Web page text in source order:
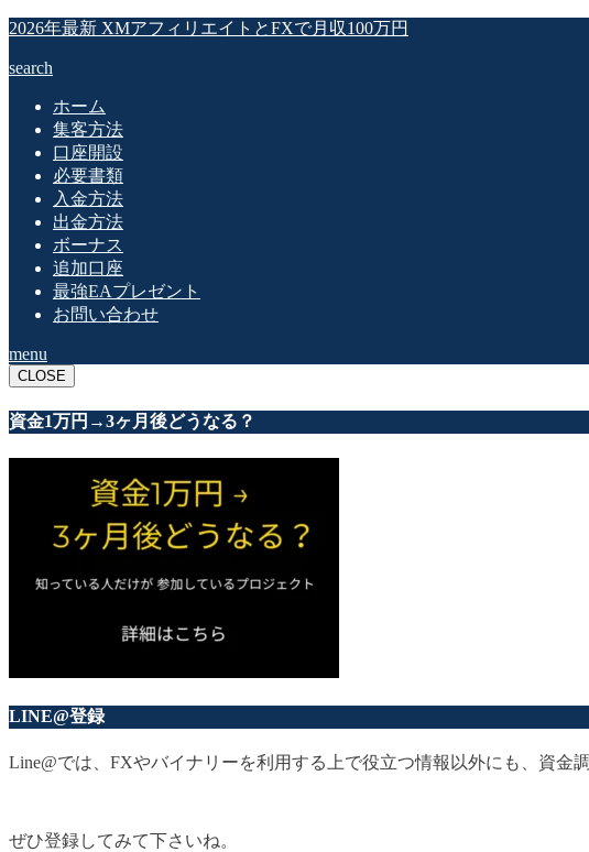
2026年最新 XMアフィリエイトとFXで月収100万円
search
ホーム
集客方法
口座開設
必要書類
入金方法
出金方法
ボーナス
追加口座
最強EAプレゼント
お問い合わせ
menu
CLOSE
資金1万円→3ヶ月後どうなる？
LINE@登録
Line@では、FXやバイナリーを利用する上で役立つ情報以外にも、資金
ぜひ登録してみて下さいね。